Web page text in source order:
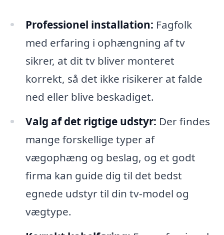
Professionel installation: Fagfolk
med erfaring i ophængning af tv
sikrer, at dit tv bliver monteret
korrekt, så det ikke risikerer at falde
ned eller blive beskadiget.
Valg af det rigtige udstyr: Der findes
mange forskellige typer af
vægophæng og beslag, og et godt
firma kan guide dig til det bedst
egnede udstyr til din tv-model og
vægtype.